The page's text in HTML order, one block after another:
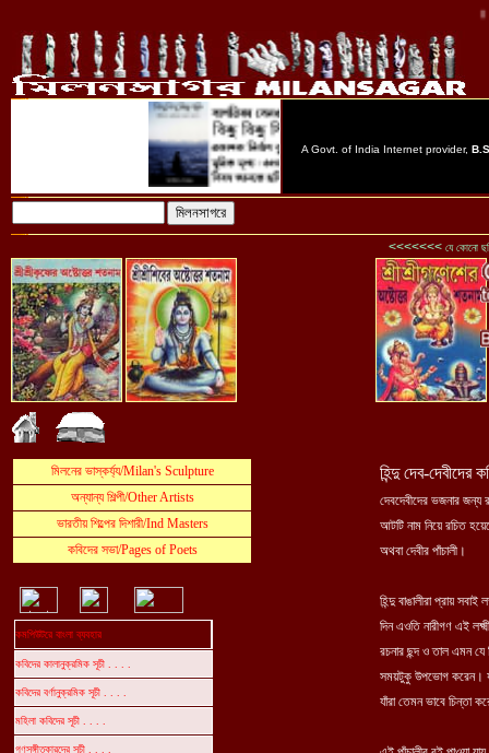
<<<<<<< যে কোনো
॥